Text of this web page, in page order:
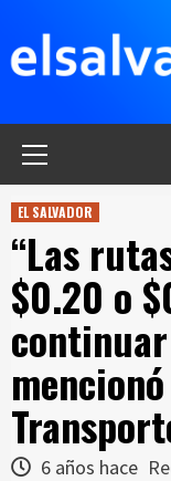
contenido
EL SALVADOR
“Las
$0.20 o
6 años hace